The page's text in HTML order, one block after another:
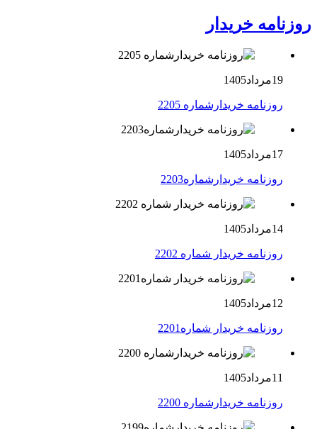
روزنامه خریدار
19مرداد1405
روزنامه خریدارشماره 2205
17مرداد1405
روزنامه خریدارشماره2203
14مرداد1405
روزنامه خریدار شماره 2202
12مرداد1405
روزنامه خریدار شماره2201
11مرداد1405
روزنامه خریدارشماره 2200